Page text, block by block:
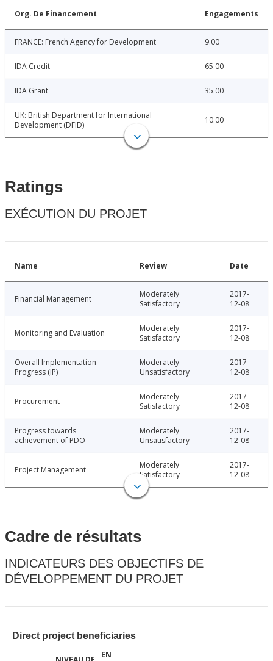
Org. De Financement Engagements
FRANCE: French Agency for Development 9.00
IDA Credit 65.00
IDA Grant 35.00
UK: British Department for International
Development (DFID)
10.00
Ratings
EXÉCUTION DU PROJET
Name Review Date
Financial Management
Moderately
Satisfactory
2017-
12-08
Monitoring and Evaluation
Moderately
Satisfactory
2017-
12-08
Overall Implementation
Progress (IP)
Moderately
Unsatisfactory
2017-
12-08
Procurement
Moderately
Satisfactory
2017-
12-08
Progress towards
achievement of PDO
Moderately
Unsatisfactory
2017-
12-08
Project Management
Moderately
Satisfactory
2017-
12-08
Cadre de résultats
INDICATEURS DES OBJECTIFS DE
DÉVELOPPEMENT DU PROJET
Direct project beneficiaries